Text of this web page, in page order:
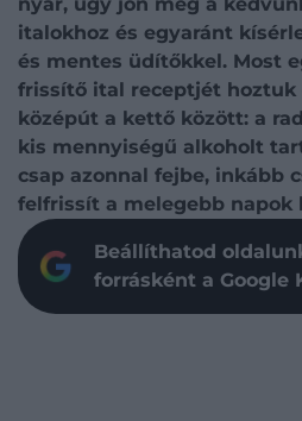
italokhoz és egyaránt
és mentes üdítőkkel. Most
frissítő ital receptjét hoztuk
középút a kettő között: a
kis mennyiségű alkoholt
csap azonnal fejbe, inkább
felfrissít a melegebb napok
Beállíthatod
forrásként a Google